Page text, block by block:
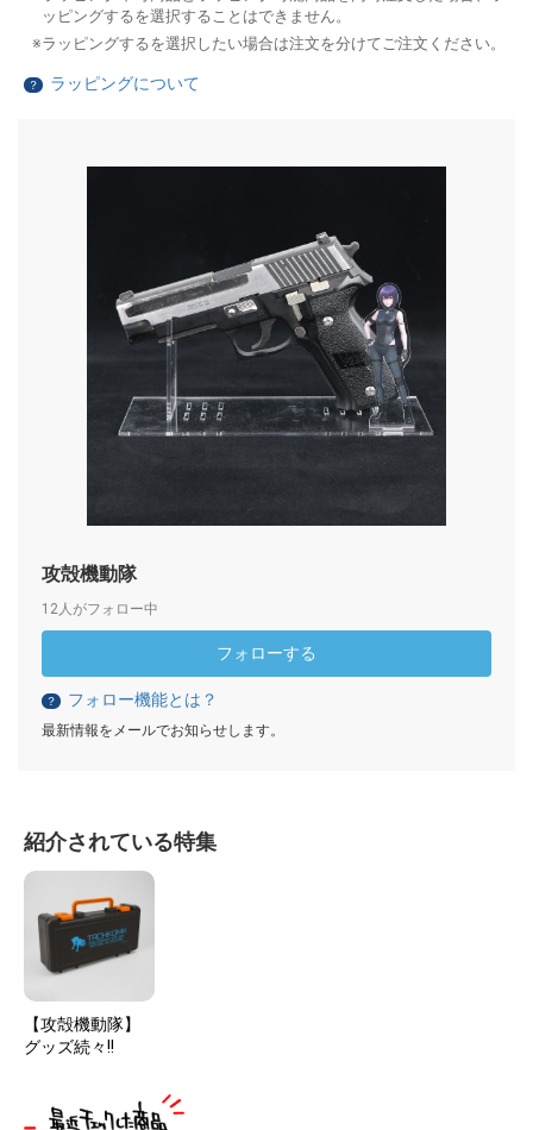
ッピングするを選択することはできません。
ラッピングするを選択したい場合は注文を分けてご注文ください。
？ ラッピングについて
攻殻機動隊
12人がフォロー中
フォローする
？ フォロー機能とは？
最新情報をメールでお知らせします。
紹介されている特集
【攻殻機動隊】
グッズ続々!!